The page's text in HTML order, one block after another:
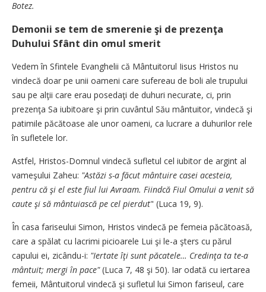
Botez.
Demonii se tem de smerenie şi de prezenţa
Duhului Sfânt din omul smerit
Vedem în Sfintele Evanghelii că Mântuitorul Iisus Hristos nu
vindecă doar pe unii oameni care sufereau de boli ale trupului
sau pe alţii care erau posedaţi de duhuri necurate, ci, prin
prezenţa Sa iubitoare şi prin cuvântul Său mântuitor, vindecă şi
patimile păcătoase ale unor oameni, ca lucrare a duhurilor rele
în sufletele lor.
Astfel, Hristos-Domnul vindecă sufletul cel iubitor de argint al
vameşului Zaheu: "Astăzi s-a făcut mântuire casei acesteia,
pentru că şi el este fiul lui Avraam. Fiindcă Fiul Omului a venit să
caute şi să mântuiască pe cel pierdut" (Luca 19, 9).
În casa fariseului Simon, Hristos vindecă pe femeia păcătoasă,
care a spălat cu lacrimi picioarele Lui şi le-a şters cu părul
capului ei, zicându-i: "Iertate îţi sunt păcatele… Credinţa ta te-a
mântuit; mergi în pace"(Luca 7, 48 şi 50). Iar odată cu iertarea
femeii, Mântuitorul vindecă şi sufletul lui Simon fariseul, care